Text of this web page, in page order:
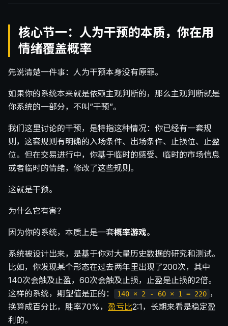
核心节一：人为干预的本质，你在用
情绪覆盖概率
先说清楚一件事：人为干预本身没有原罪。
如果你的系统本来就是依赖主观判断的，那么主观判断就是
你系统的一部分，不叫”干预”。
我们这里讨论的干预，是特指这种情况：你已经有一套规
则，这套规则有明确的入场条件、出场条件、止损位、止盈
位。但在交易进行中，你基于临时的感受、临时的市场信息
或者临时的情绪，修改了这些规则。
这就是干预。
为什么它有害？
因为你的系统，本质上是一套概率游戏。
系统被设计出来，是基于你对大量历史数据的研究和测试。
比如，你发现某个形态在过去两年里出现了200次，其中
140次会触及止盈，60次会触及止损，止盈是止损的2倍。
这样的系统，期望值是正的：
140 × 2 - 60 × 1 = 220 ，
换算成百分比，胜率70%， 盈亏比2:1，长期来看是稳定盈
利的。